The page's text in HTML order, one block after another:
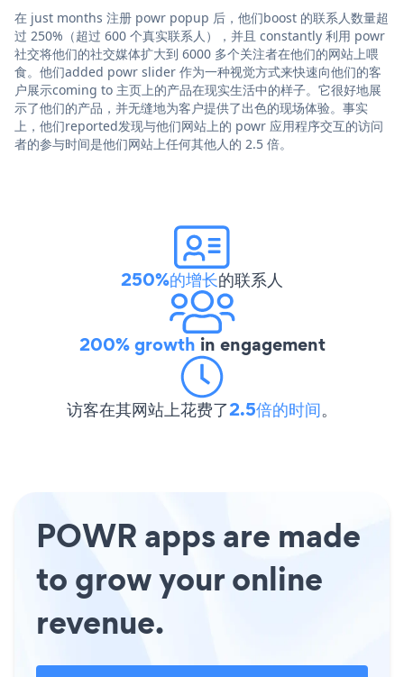
在 just months 注册 powr popup 后，他们boost 的联系人数量超
过 250%（超过 600 个真实联系人），并且 constantly 利用 powr
社交将他们的社交媒体扩大到 6000 多个关注者在他们的网站上喂
食。他们added powr slider 作为一种视觉方式来快速向他们的客
户展示coming to 主页上的产品在现实生活中的样子。它很好地展
示了他们的产品，并无缝地为客户提供了出色的现场体验。事实
上，他们reported发现与他们网站上的 powr 应用程序交互的访问
者的参与时间是他们网站上任何其他人的 2.5 倍。
250%的增长的联系人
200% growth in engagement
访客在其网站上花费了2.5倍的时间。
POWR apps are made
to grow your online
revenue.